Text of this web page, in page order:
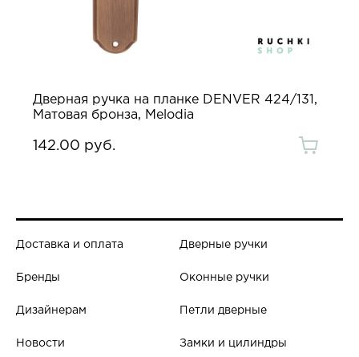
Дверная ручка на планке DENVER 424/131,
Матовая бронза, Melodia
142.00 руб.
Доставка и оплата
Бренды
Дизайнерам
Новости
Дверные ручки
Оконные ручки
Петли дверные
Замки и цилиндры